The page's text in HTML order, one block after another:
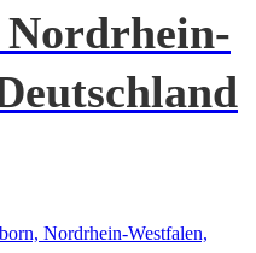
Nordrhein-Westfalen,